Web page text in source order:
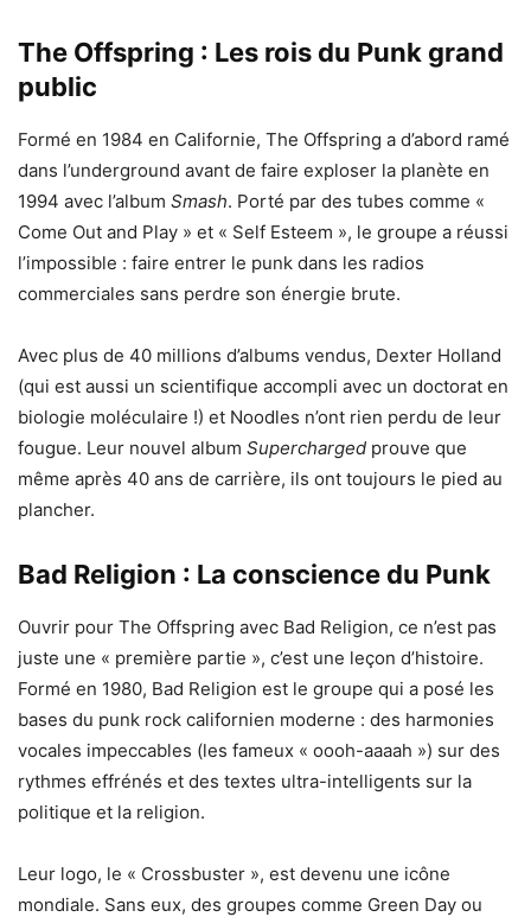
The Offspring : Les rois du Punk grand
public
Formé en 1984 en Californie, The Offspring a d’abord ramé
dans l’underground avant de faire exploser la planète en
1994 avec l’album Smash. Porté par des tubes comme «
Come Out and Play » et « Self Esteem », le groupe a réussi
l’impossible : faire entrer le punk dans les radios
commerciales sans perdre son énergie brute.
Avec plus de 40 millions d’albums vendus, Dexter Holland
(qui est aussi un scientifique accompli avec un doctorat en
biologie moléculaire !) et Noodles n’ont rien perdu de leur
fougue. Leur nouvel album Supercharged prouve que
même après 40 ans de carrière, ils ont toujours le pied au
plancher.
Bad Religion : La conscience du Punk
Ouvrir pour The Offspring avec Bad Religion, ce n’est pas
juste une « première partie », c’est une leçon d’histoire.
Formé en 1980, Bad Religion est le groupe qui a posé les
bases du punk rock californien moderne : des harmonies
vocales impeccables (les fameux « oooh-aaaah ») sur des
rythmes effrénés et des textes ultra-intelligents sur la
politique et la religion.
Leur logo, le « Crossbuster », est devenu une icône
mondiale. Sans eux, des groupes comme Green Day ou